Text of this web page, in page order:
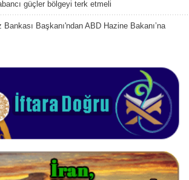
güçler bölgeyi terk etmeli
Bankası Başkanı'ndan ABD Hazine Bakanı’na